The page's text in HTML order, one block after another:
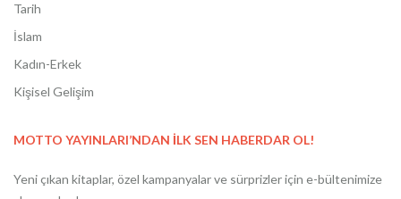
Tarih
İslam
Kadın-Erkek
Kişisel Gelişim
MOTTO YAYINLARI’NDAN İLK SEN HABERDAR OL!
Yeni çıkan kitaplar, özel kampanyalar ve sürprizler için e-bültenimize